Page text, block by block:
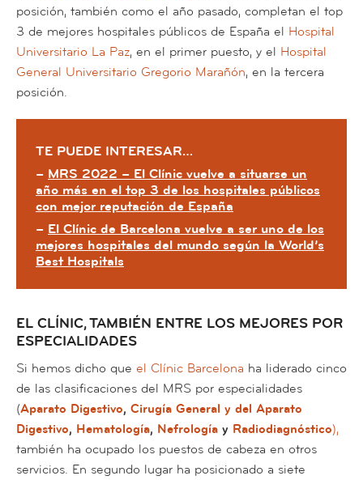
posición, también como el año pasado, completan el top
3 de mejores hospitales públicos de España el Hospital
Universitario La Paz, en el primer puesto, y el Hospital
General Universitario Gregorio Marañón, en la tercera
posición.
TE PUEDE INTERESAR…
– MRS 2022 – El Clínic vuelve a situarse un
año más en el top 3 de los hospitales públicos
con mejor reputación de España
– El Clínic de Barcelona vuelve a ser uno de los
mejores hospitales del mundo según la World’s
Best Hospitals
EL CLÍNIC, TAMBIÉN ENTRE LOS MEJORES POR
ESPECIALIDADES
Si hemos dicho que el Clínic Barcelona ha liderado cinco
de las clasificaciones del MRS por especialidades
(Aparato Digestivo, Cirugía General y del Aparato
Digestivo, Hematología, Nefrología y Radiodiagnóstico),
también ha ocupado los puestos de cabeza en otros
servicios. En segundo lugar ha posicionado a siete